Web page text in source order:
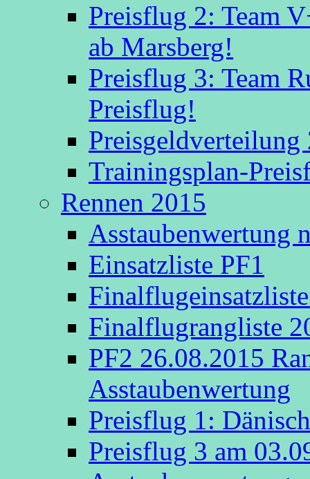
Preisflug 2: Team
ab Marsberg!
Preisflug 3: Team
Preisflug!
Trainingsplan-
Rennen 2015
Asstaubenwertung
Einsatzliste PF1
Finalflugrangliste
PF2 26.08.2015
Asstaubenwertung
Preisflug 1:
Preisflug 3 am